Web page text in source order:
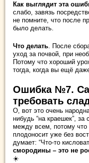
Как выглядит эта
слабо, завязь
не помните, что после
было делать.
Что делать. После
уход за почвой, при
Потому что хороший
тогда, когда вы ещё
Ошибка №7.
требовать
О, вот это очень
нибудь “на краешек”,
между всем, потому что
плодоносит уже без
думает: “Что-то
смородины – это не
☀️